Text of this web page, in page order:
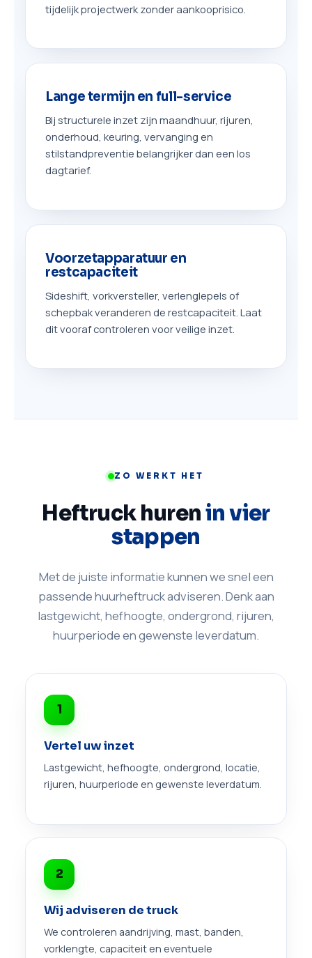
tijdelijk projectwerk zonder aankooprisico.
Lange termijn en full-service
Bij structurele inzet zijn maandhuur, rijuren,
onderhoud, keuring, vervanging en
stilstandpreventie belangrijker dan een los
dagtarief.
Voorzetapparatuur en
restcapaciteit
Sideshift, vorkversteller, verlenglepels of
schepbak veranderen de restcapaciteit. Laat
dit vooraf controleren voor veilige inzet.
ZO WERKT HET
Heftruck hurenin vier
stappen
Met de juiste informatie kunnen we snel een
passende huurheftruck adviseren. Denk aan
lastgewicht, hefhoogte, ondergrond, rijuren,
huurperiode en gewenste leverdatum.
1
Vertel uw inzet
Lastgewicht, hefhoogte, ondergrond, locatie,
rijuren, huurperiode en gewenste leverdatum.
2
Wij adviseren de truck
We controleren aandrijving, mast, banden,
vorklengte, capaciteit en eventuele